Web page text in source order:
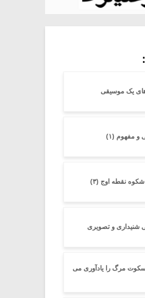
یک موسیقی
و مفهوم (۱)
شکوه نقطه اوج (۳)
شنیداری و تصویری
مرگ را یادآوری می